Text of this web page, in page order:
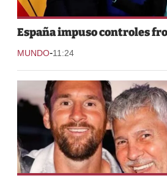
España impuso controles
MUNDO-11:24